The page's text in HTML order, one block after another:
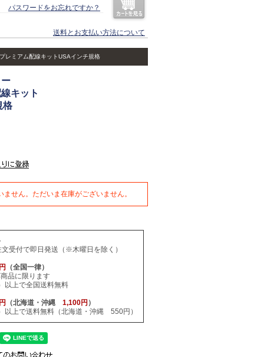
パスワードをお忘れですか？
送料とお支払い方法について
レミアム配線キットUSAインチ規格
キット
格
ません。ただいま在庫がございません。
受付で即日発送（※木曜日を除く）
（全国一律）
品に限ります
以上で全国送料無料
（北海道・沖縄 1,100円 ）
以上で送料無料（北海道・沖縄 550円）